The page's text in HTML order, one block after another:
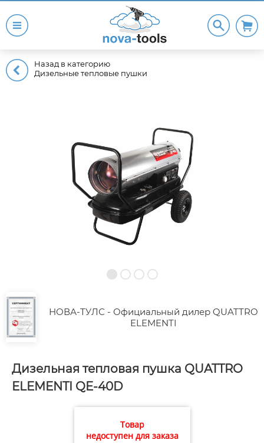
Назад в категорию
Дизельные тепловые пушки
НОВА-ТУЛС - Официальный дилер QUATTRO
ELEMENTI
Дизельная тепловая пушка QUATTRO
ELEMENTI QE-40D
Товар
недоступен для заказа